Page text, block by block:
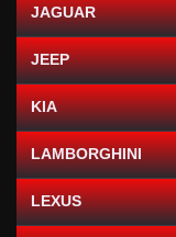
JAGUAR
JEEP
KIA
LAMBORGHINI
LEXUS